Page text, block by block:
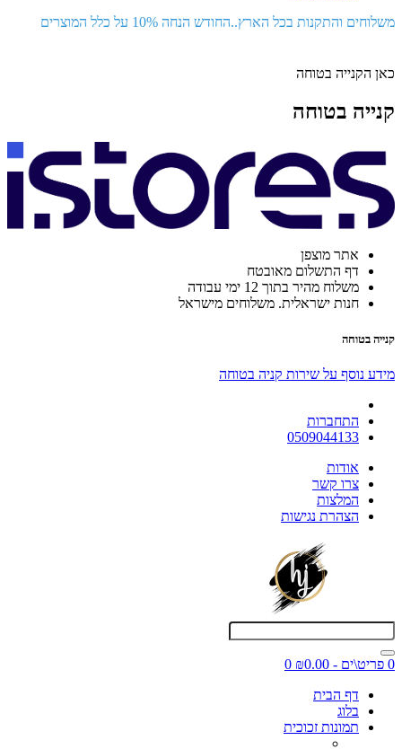
משלוחים והתקנות בכל הארץ..החודש הנחה 10% על כלל המוצרים
כאן הקנייה בטוחה
קנייה בטוחה
אתר מוצפן
דף התשלום מאובטח
משלוח מהיר בתוך 12 ימי עבודה
חנות ישראלית. משלוחים מישראל
קנייה בטוחה
מידע נוסף על שירות קניה בטוחה
התחברות
0509044133
אודות
צרו קשר
המלצות
הצהרת נגישות
0 פריט\ים - ₪0.00
0
דף הבית
בלוג
תמונות זכוכית